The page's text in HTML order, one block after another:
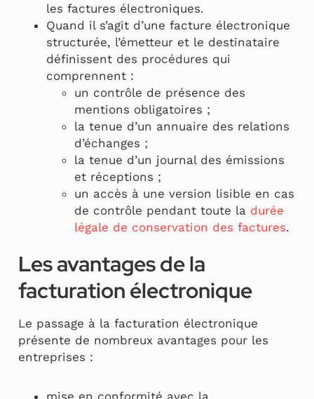
les factures électroniques.
Quand il s’agit d’une facture électronique
structurée, l’émetteur et le destinataire
définissent des procédures qui
comprennent :
un contrôle de présence des
mentions obligatoires ;
la tenue d’un annuaire des relations
d’échanges ;
la tenue d’un journal des émissions
et réceptions ;
un accès à une version lisible en cas
de contrôle pendant toute la durée
légale de conservation des factures.
Les avantages de la
facturation électronique
Le passage à la facturation électronique
présente de nombreux avantages pour les
entreprises :
mise en conformité avec la